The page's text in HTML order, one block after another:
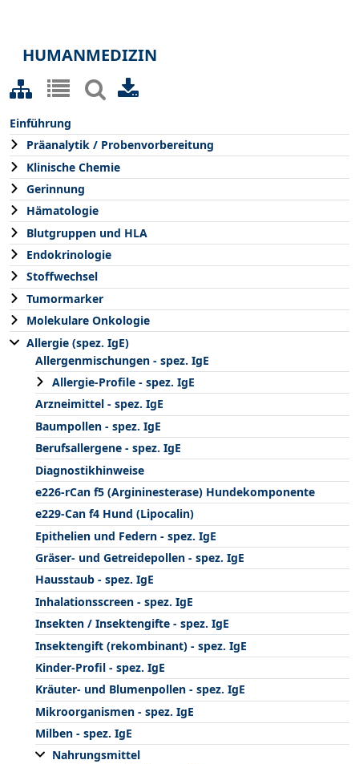
HUMANMEDIZIN
Einführung
Präanalytik / Probenvorbereitung
Klinische Chemie
Gerinnung
Hämatologie
Blutgruppen und HLA
Endokrinologie
Stoffwechsel
Tumormarker
Molekulare Onkologie
Allergie (spez. IgE)
Allergenmischungen - spez. IgE
Allergie-Profile - spez. IgE
Arzneimittel - spez. IgE
Baumpollen - spez. IgE
Berufsallergene - spez. IgE
Diagnostikhinweise
e226-rCan f5 (Argininesterase) Hundekomponente
e229-Can f4 Hund (Lipocalin)
Epithelien und Federn - spez. IgE
Gräser- und Getreidepollen - spez. IgE
Hausstaub - spez. IgE
Inhalationsscreen - spez. IgE
Insekten / Insektengifte - spez. IgE
Insektengift (rekombinant) - spez. IgE
Kinder-Profil - spez. IgE
Kräuter- und Blumenpollen - spez. IgE
Mikroorganismen - spez. IgE
Milben - spez. IgE
Nahrungsmittel